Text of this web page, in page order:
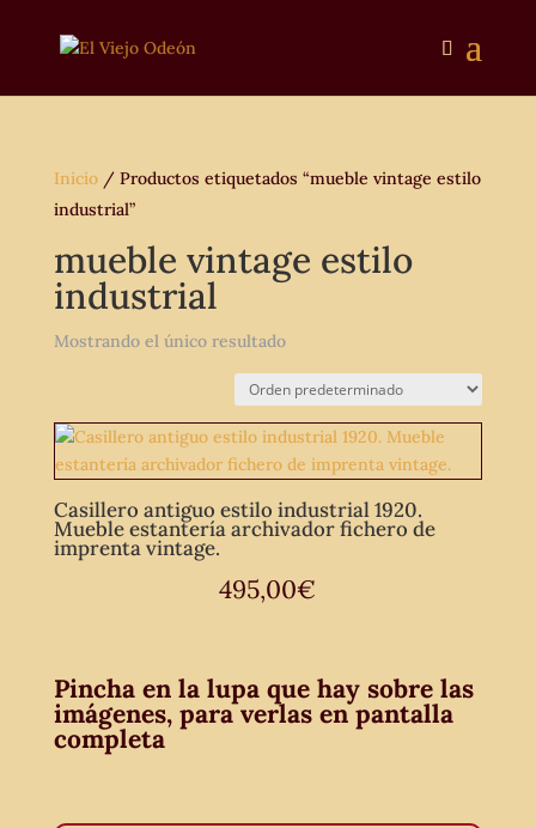
Inicio/ Productos etiquetados “mueble vintage estilo
industrial”
mueble vintage estilo
industrial
Mostrando el único resultado
Casillero antiguo estilo industrial 1920.
Mueble estantería archivador fichero de
imprenta vintage.
495,00€
Pincha en la lupa que hay sobre las
imágenes, para verlas en pantalla
completa